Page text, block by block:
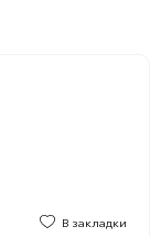
В закладки